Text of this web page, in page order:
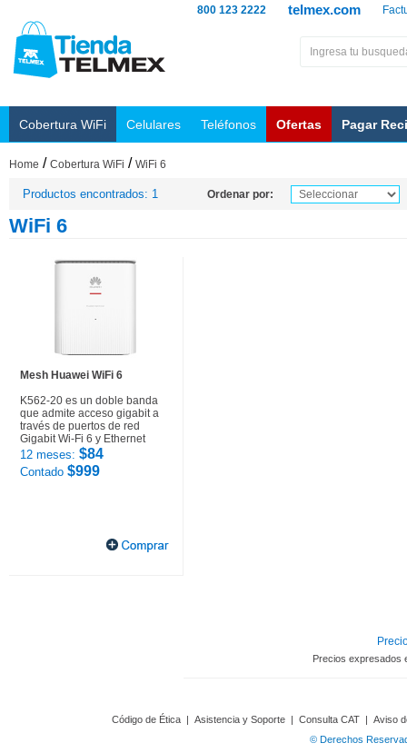
telmex.com
800 123 2222
Cobertura WiFi Celulares Teléfonos Ofertas Pagar
Home / Cobertura WiFi / WiFi 6
Productos encontrados: 1 Ordenar por:
WiFi 6
Mesh Huawei WiFi 6
K562-20 es un doble banda
que admite acceso gigabit a
través de puertos de red
Gigabit Wi-Fi 6 y Ethernet
12 meses: $84
Contado $999
Precios expresados
Código de Ética | Asistencia y Soporte | Consulta CAT | Aviso
© Derechos